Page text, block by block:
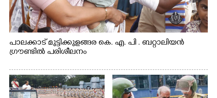
പാലക്കാട് മുട്ടിക്കുളങ്ങര കെ. എ. പി . ബറ്റാലിയൻ
ഗ്രൗണ്ടിൽ പരിശീലനം